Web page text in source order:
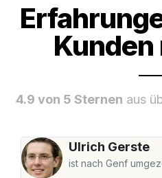
4.9 von 5 Sternen aus
Ulrich Gerste
ist nach Genf